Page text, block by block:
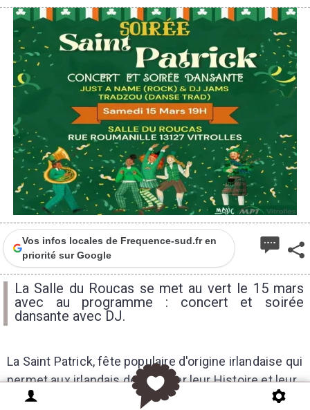
Vos infos locales de Frequence-sud.fr en
priorité sur Google
La Salle du Roucas se met au vert le 15 mars
avec au programme : concert et soirée
dansante avec DJ.
La Saint Patrick, fête populaire d'origine irlandaise qui
permet aux irlandais de célébrer leur Histoire et leur
culture s'exporte sur l'hexagone chaque année, alors